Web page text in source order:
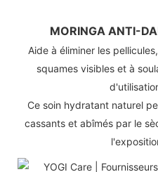
MORINGA ANTI-
Aide à éliminer les
squames visibles et à
Ce soin hydratant naturel
cassants et abîmés par le